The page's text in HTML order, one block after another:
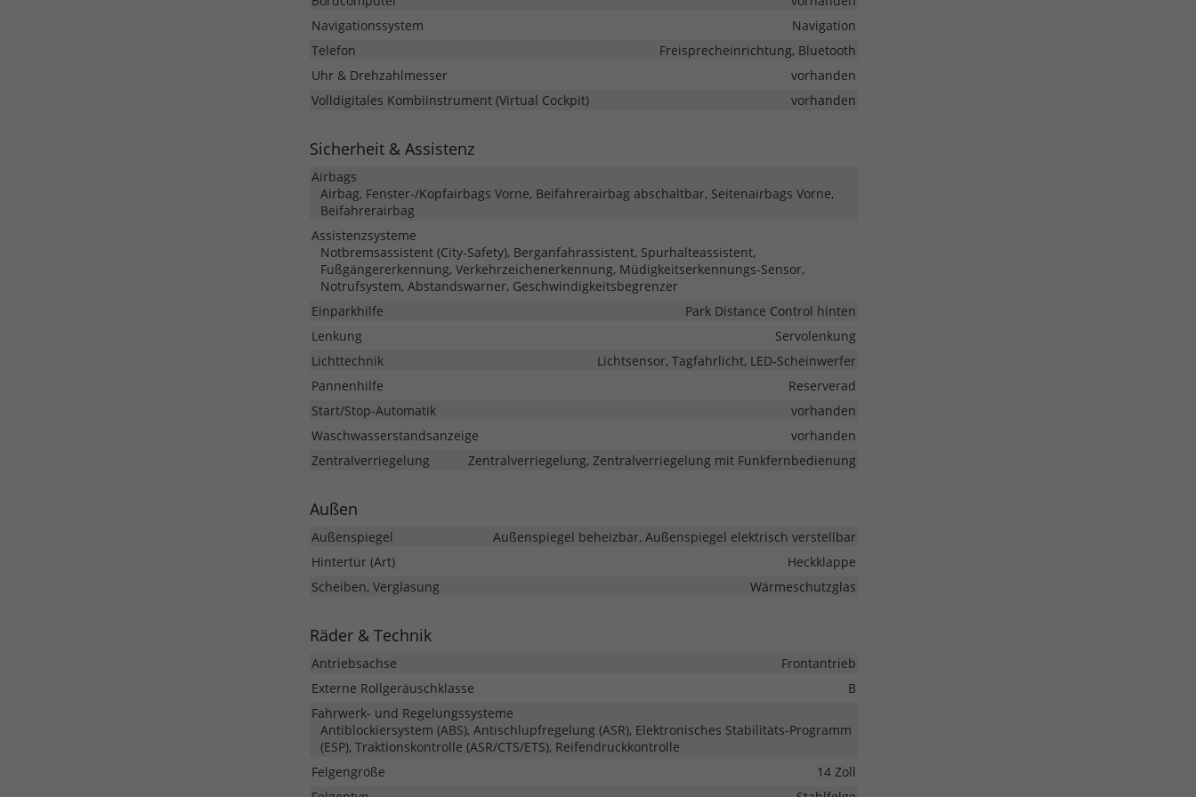
Navigationssystem
Navigation
Telefon
Freisprecheinrichtung, Bluetooth
Uhr & Drehzahlmesser
vorhanden
Volldigitales Kombiinstrument (Virtual Cockpit)
vorhanden
Sicherheit & Assistenz
Airbags
Airbag, Fenster-/Kopfairbags Vorne, Beifahrerairbag abschaltbar, Seitenairbags Vorne,
Beifahrerairbag
Assistenzsysteme
Notbremsassistent (City-Safety), Berganfahrassistent, Spurhalteassistent,
Fußgängererkennung, Verkehrzeichenerkennung, Müdigkeitserkennungs-Sensor,
Notrufsystem, Abstandswarner, Geschwindigkeitsbegrenzer
Einparkhilfe
Park Distance Control hinten
Lenkung
Servolenkung
Lichttechnik
Lichtsensor, Tagfahrlicht, LED-Scheinwerfer
Pannenhilfe
Reserverad
Start/Stop-Automatik
vorhanden
Waschwasserstandsanzeige
vorhanden
Zentralverriegelung
Zentralverriegelung, Zentralverriegelung mit Funkfernbedienung
Außen
Außenspiegel
Außenspiegel beheizbar, Außenspiegel elektrisch verstellbar
Hintertür (Art)
Heckklappe
Scheiben, Verglasung
Wärmeschutzglas
Räder & Technik
Antriebsachse
Frontantrieb
Externe Rollgeräuschklasse
B
Fahrwerk- und Regelungssysteme
Antiblockiersystem (ABS), Antischlupfregelung (ASR), Elektronisches Stabilitäts-Programm
(ESP), Traktionskontrolle (ASR/CTS/ETS), Reifendruckkontrolle
Felgengröße
14 Zoll